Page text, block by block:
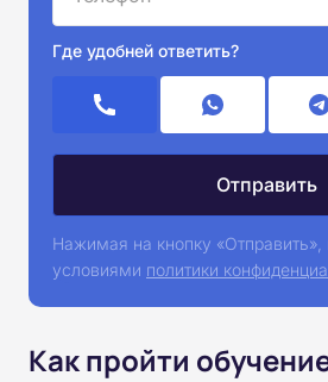
Где удобней ответить?
Нажимая на кнопку «Отправить»,
условиями политики
Как пройти